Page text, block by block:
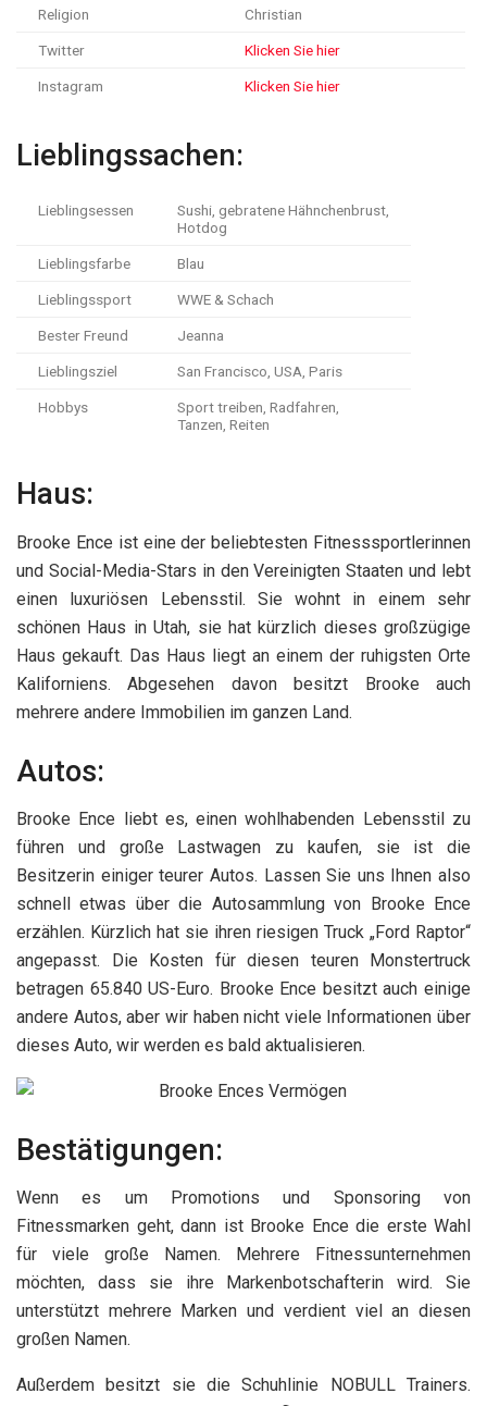
Religion Christian
Twitter Klicken Sie hier
Instagram Klicken Sie hier
Lieblingssachen:
Lieblingsessen
Sushi, gebratene Hähnchenbrust,
Hotdog
Lieblingsfarbe Blau
Lieblingssport WWE & Schach
Bester Freund Jeanna
Lieblingsziel San Francisco, USA, Paris
Hobbys
Sport treiben, Radfahren,
Tanzen, Reiten
Haus:
Brooke Ence ist eine der beliebtesten Fitnesssportlerinnen
und Social-Media-Stars in den Vereinigten Staaten und lebt
einen luxuriösen Lebensstil. Sie wohnt in einem sehr
schönen Haus in Utah, sie hat kürzlich dieses großzügige
Haus gekauft. Das Haus liegt an einem der ruhigsten Orte
Kaliforniens. Abgesehen davon besitzt Brooke auch
mehrere andere Immobilien im ganzen Land.
Autos:
Brooke Ence liebt es, einen wohlhabenden Lebensstil zu
führen und große Lastwagen zu kaufen, sie ist die
Besitzerin einiger teurer Autos. Lassen Sie uns Ihnen also
schnell etwas über die Autosammlung von Brooke Ence
erzählen. Kürzlich hat sie ihren riesigen Truck „Ford Raptor“
angepasst. Die Kosten für diesen teuren Monstertruck
betragen 65.840 US-Euro. Brooke Ence besitzt auch einige
andere Autos, aber wir haben nicht viele Informationen über
dieses Auto, wir werden es bald aktualisieren.
Bestätigungen:
Wenn es um Promotions und Sponsoring von
Fitnessmarken geht, dann ist Brooke Ence die erste Wahl
für viele große Namen. Mehrere Fitnessunternehmen
möchten, dass sie ihre Markenbotschafterin wird. Sie
unterstützt mehrere Marken und verdient viel an diesen
großen Namen.
Außerdem besitzt sie die Schuhlinie NOBULL Trainers.